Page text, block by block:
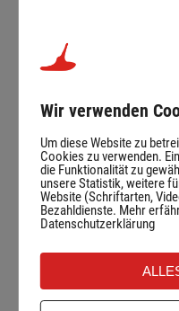
In welchem Alter
fahren?
Wo kann ich den
In welchen
Kann ich den
Farben kaufen?
Wir verwenden
Um diese Website zu
Cookies zu verwenden.
die Funktionalität zu
unsere Statistik, weitere
Website (Schriftarten,
Bezahldienste. Mehr
Datenschutzerklärung